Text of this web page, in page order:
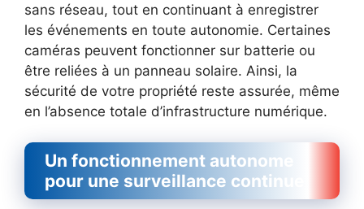
sans réseau, tout en continuant à enregistrer
les événements en toute autonomie. Certaines
caméras peuvent fonctionner sur batterie ou
être reliées à un panneau solaire. Ainsi, la
sécurité de votre propriété reste assurée, même
en l’absence totale d’infrastructure numérique.
Un fonctionnement autonome
pour une surveillance continue